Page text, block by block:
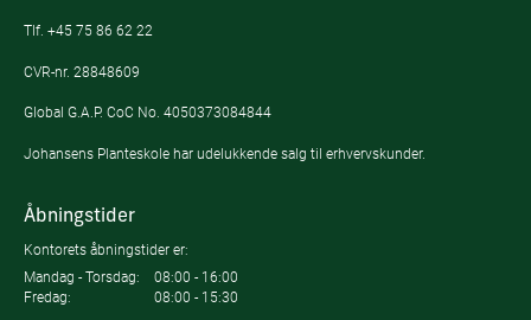
Tlf. +45 75 86 62 22
CVR-nr. 28848609
Global G.A.P. CoC No. 4050373084844
Johansens Planteskole har udelukkende salg til erhvervskunder.
Åbningstider
Kontorets åbningstider er:
Mandag - Torsdag:
08:00 - 16:00
Fredag:
08:00 - 15:30